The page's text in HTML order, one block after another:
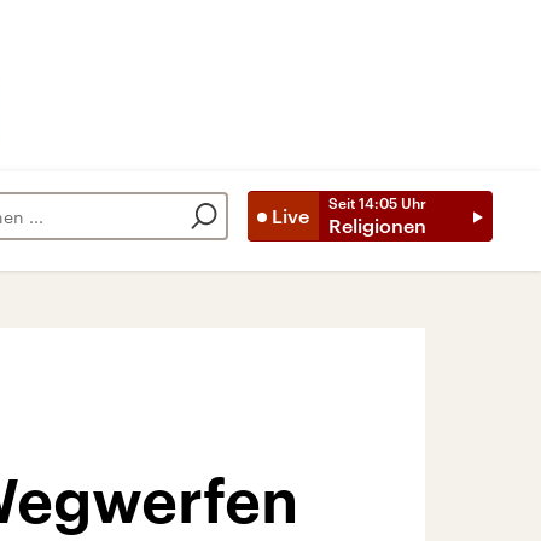
Live
Seit 14:05 Uhr
Religionen